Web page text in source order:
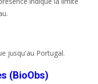
jusqu'au Portugal.
(BioObs)